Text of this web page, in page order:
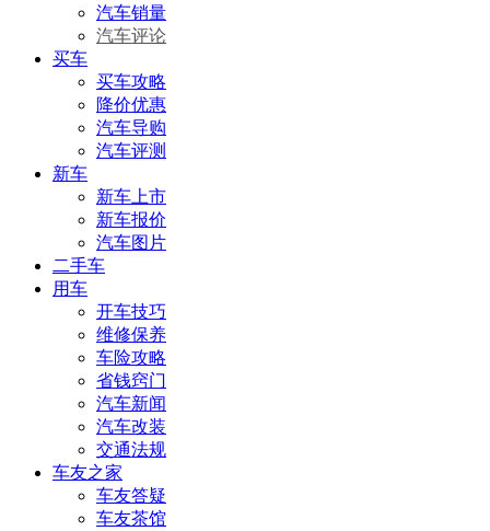
汽车销量
汽车评论
买车
买车攻略
降价优惠
汽车导购
汽车评测
新车
新车上市
新车报价
汽车图片
二手车
用车
开车技巧
维修保养
车险攻略
省钱窍门
汽车新闻
汽车改装
交通法规
车友之家
车友答疑
车友茶馆